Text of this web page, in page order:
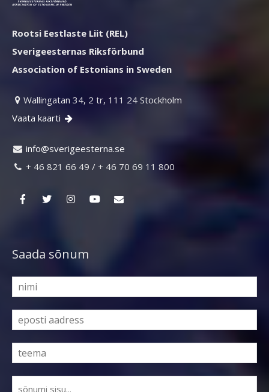
Rootsi Eestlaste Liit (REL)
Sverigeesternas Riksförbund
Association of Estonians in Sweden
 Wallingatan 34, 2 tr, 111 24 Stockholm
Vaata kaarti 
 es.an
retse
egire
vs@of
ni
 + 46 821 66 49 / + 46 70 69 11 800
Saada sõnum